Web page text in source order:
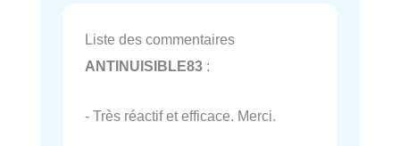
Liste des commentaires
ANTINUISIBLE83 :
- Très réactif et efficace. Merci.